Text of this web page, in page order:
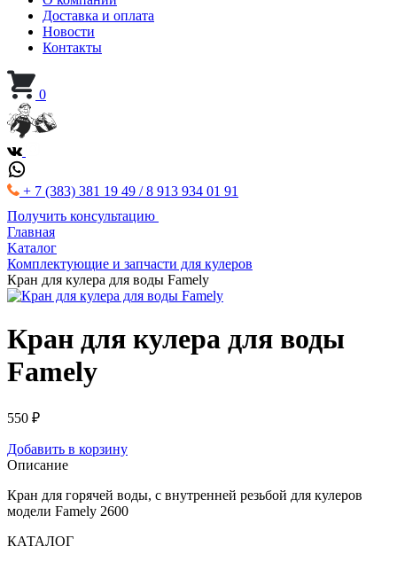
Доставка и оплата
Новости
Контакты
0
+ 7 (383) 381 19 49 / 8 913 934 01 91
Получить консультацию
Главная
Kаталог
Комплектующие и запчасти для кулеров
Кран для кулера для воды Famely
Кран для кулера для воды
Famely
550 ₽
Добавить в корзину
Описание
Кран для горячей воды, c внутренней резьбой для кулеров
модели Famely 2600
КАТАЛОГ